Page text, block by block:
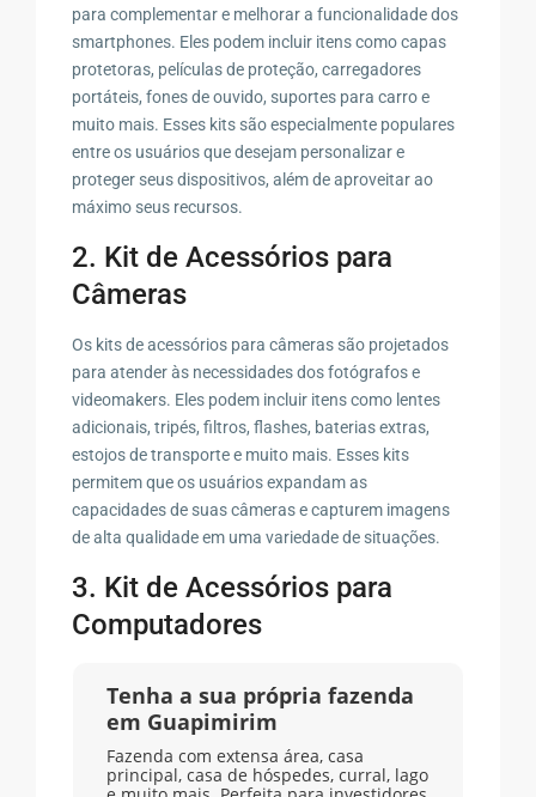
para complementar e melhorar a funcionalidade dos
smartphones. Eles podem incluir itens como capas
protetoras, películas de proteção, carregadores
portáteis, fones de ouvido, suportes para carro e
muito mais. Esses kits são especialmente populares
entre os usuários que desejam personalizar e
proteger seus dispositivos, além de aproveitar ao
máximo seus recursos.
2. Kit de Acessórios para
Câmeras
Os kits de acessórios para câmeras são projetados
para atender às necessidades dos fotógrafos e
videomakers. Eles podem incluir itens como lentes
adicionais, tripés, filtros, flashes, baterias extras,
estojos de transporte e muito mais. Esses kits
permitem que os usuários expandam as
capacidades de suas câmeras e capturem imagens
de alta qualidade em uma variedade de situações.
3. Kit de Acessórios para
Computadores
Tenha a sua própria fazenda
em Guapimirim
Fazenda com extensa área, casa
principal, casa de hóspedes, curral, lago